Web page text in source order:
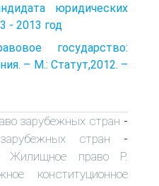
юридических
- 2013 год
государство:
– М.: Статут,2012. –
зарубежных стран -
стран -
Жилищное право Р.
конституционное